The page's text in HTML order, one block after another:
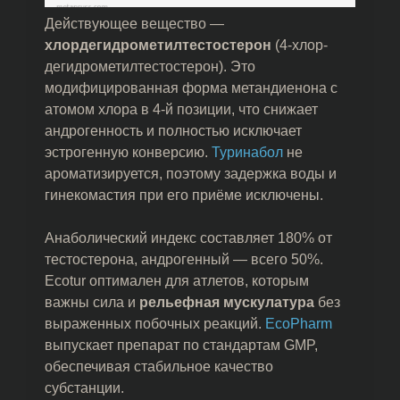
Действующее вещество —
хлордегидрометилтестостерон (4-хлор-
дегидрометилтестостерон). Это
модифицированная форма метандиенона с
атомом хлора в 4-й позиции, что снижает
андрогенность и полностью исключает
эстрогенную конверсию. Туринабол не
ароматизируется, поэтому задержка воды и
гинекомастия при его приёме исключены.
Анаболический индекс составляет 180% от
тестостерона, андрогенный — всего 50%.
Ecotur оптимален для атлетов, которым
важны сила и рельефная мускулатура без
выраженных побочных реакций. EcoPharm
выпускает препарат по стандартам GMP,
обеспечивая стабильное качество
субстанции.